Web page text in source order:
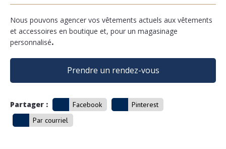
Nous pouvons agencer vos vêtements actuels aux vêtements
et accessoires en boutique et, pour un magasinage
personnalisé.
Prendre un rendez-vous
Partager : Facebook
Pinterest
Par courriel